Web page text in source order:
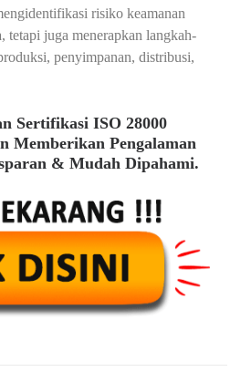
risiko keamanan
tetapi juga menerapkan langkah-
penyimpanan, distribusi,
Sertifikasi ISO 28000
Memberikan Pengalaman
& Mudah Dipahami.